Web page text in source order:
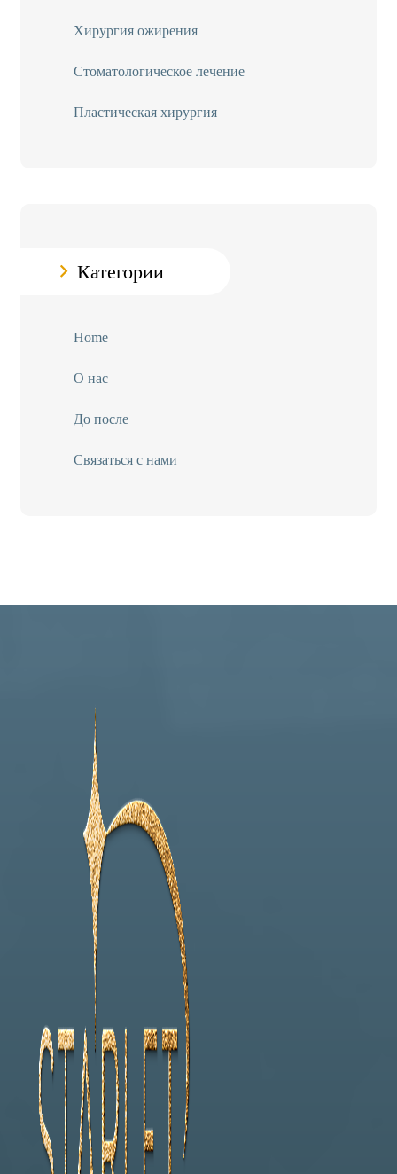
Хирургия ожирения
Стоматологическое лечение
Пластическая хирургия
Категории
Home
О нас
До после
Связаться с нами